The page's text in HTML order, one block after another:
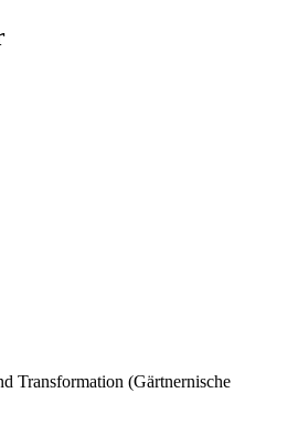
Transformation (Gärtnernische